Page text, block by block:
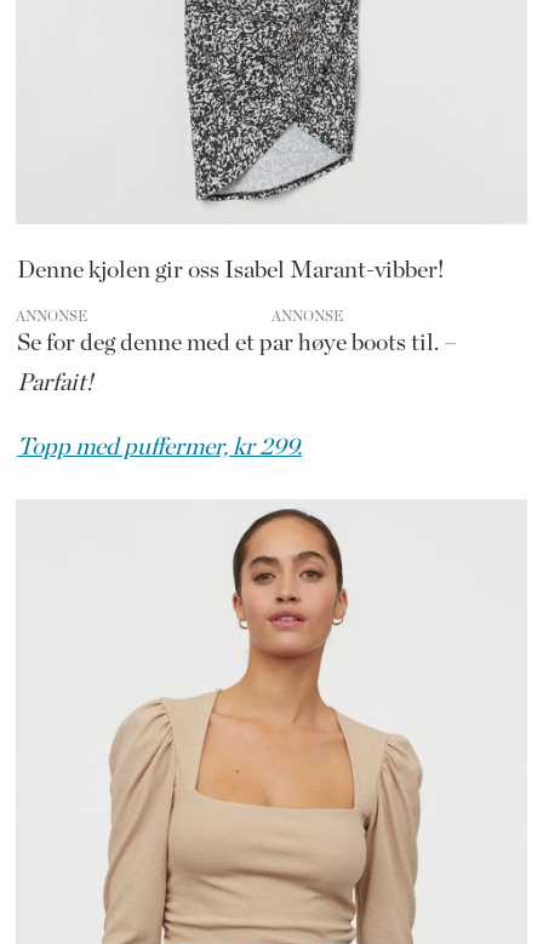
Denne kjolen gir oss Isabel Marant-vibber!
ANNONSE
Se for deg denne med et par høye boots til. –
Parfait!
Topp med puffermer, kr 299.